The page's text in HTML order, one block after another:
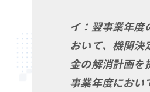
イ：翌事業年度
おいて、機関決
金の解消計画を
事業年度におい